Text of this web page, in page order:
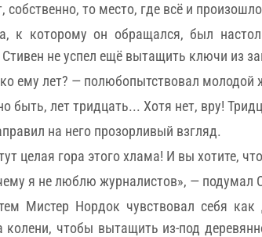
собственно, то место, где всё и
к которому он обращался, был
не успел ещё вытащить ключи из
ему лет? — полюбопытствовал молодой
быть, лет тридцать... Хотя нет, вру!
на него прозорливый взгляд.
целая гора этого хлама! И вы хотите,
я не люблю журналистов», — подумал
Мистер Нордок чувствовал себя
колени, чтобы вытащить из-под